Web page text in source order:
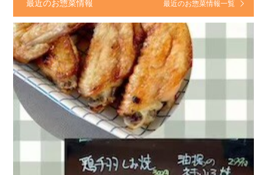
最近のお惣菜情報 最近のお惣菜情報一覧